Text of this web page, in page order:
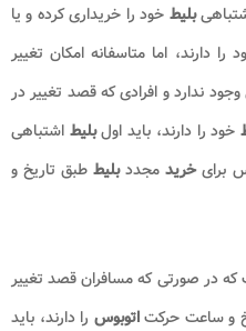
بلیط خود را خریداری کرده و یا
دارند، اما متاسفانه امکان تغییر
ندارد و افرادی که قصد تغییر در
خود را دارند، باید اولبلیط اشتباهی
برایخرید مجددبلیط طبق تاریخ و
در صورتی که مسافران قصد تغییر
و ساعت حرکتاتوبوس را دارند، باید